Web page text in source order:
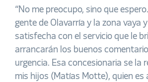
“No me preocupo, sino que
gente de Olavarría y la zona vaya
satisfecha con el servicio que le
arrancarán los buenos
urgencia. Esa concesionaria se la
mis hijos (Matías Motte), quien es